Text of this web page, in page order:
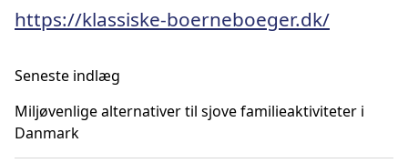
https://klassiske-boerneboeger.dk/
Seneste indlæg
Miljøvenlige alternativer til sjove familieaktiviteter i
Danmark